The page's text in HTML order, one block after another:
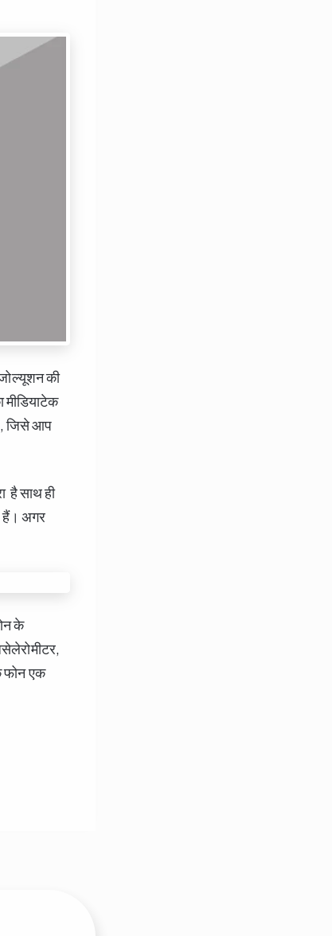
की
जिसे आप
है साथ ही
हैं। अगर
के
फोन एक